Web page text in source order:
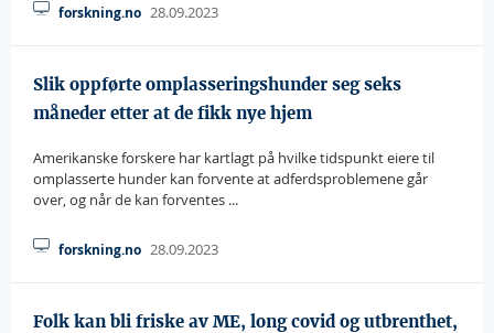
forskning.no 28.09.2023
Slik oppførte omplasseringshunder seg seks
måneder etter at de fikk nye hjem
Amerikanske forskere har kartlagt på hvilke tidspunkt eiere til
omplasserte hunder kan forvente at adferdsproblemene går
over, og når de kan forventes ...
forskning.no 28.09.2023
Folk kan bli friske av ME, long covid og utbrenthet,